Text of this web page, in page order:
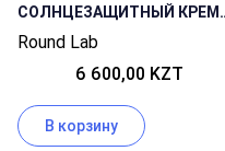
СОЛНЦЕЗАЩИТНЫЙ КРЕМ
BIRCH JUICE MOISTURIZING
Round Lab
6 600,00 KZT
В корзину